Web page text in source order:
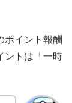
ポイント報酬
ントは「一時